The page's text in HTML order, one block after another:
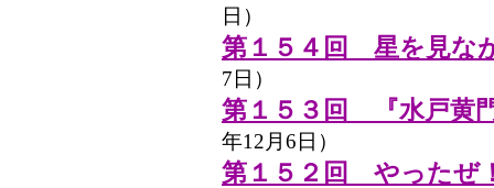
日）
第１５４回 星を見な
7日）
第１５３回 『水戸黄
年12月6日）
第１５２回 やったぜ